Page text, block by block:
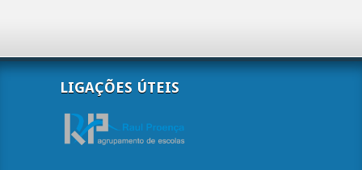
LIGAÇÕES ÚTEIS